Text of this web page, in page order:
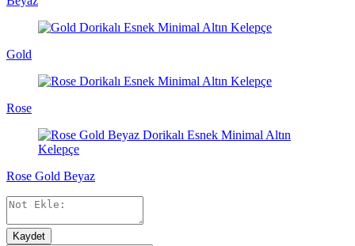
Gold
Rose
Rose Gold Beyaz
Kaydet